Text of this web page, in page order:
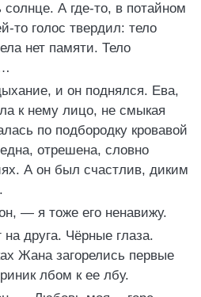
А где-то, в потайном
то голос твердил: тело
нет памяти. Тело
и он поднялся. Ева,
к нему лицо, не смыкая
по подбородку кровавой
отрешена, словно
А он был счастлив, диким
— я тоже его ненавижу.
друга. Чёрные глаза.
Жана загорелись первые
лбом к ее лбу.